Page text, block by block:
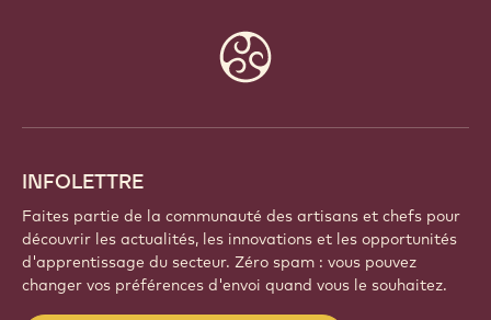
INFOLETTRE
Faites partie de la communauté des artisans et chefs pour
découvrir les actualités, les innovations et les opportunités
d'apprentissage du secteur. Zéro spam : vous pouvez
changer vos préférences d'envoi quand vous le souhaitez.